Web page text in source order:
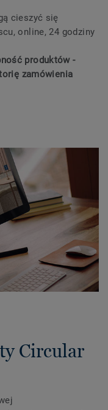
cieszyć się
online, 24 godziny
produktów -
zamówienia
Circular